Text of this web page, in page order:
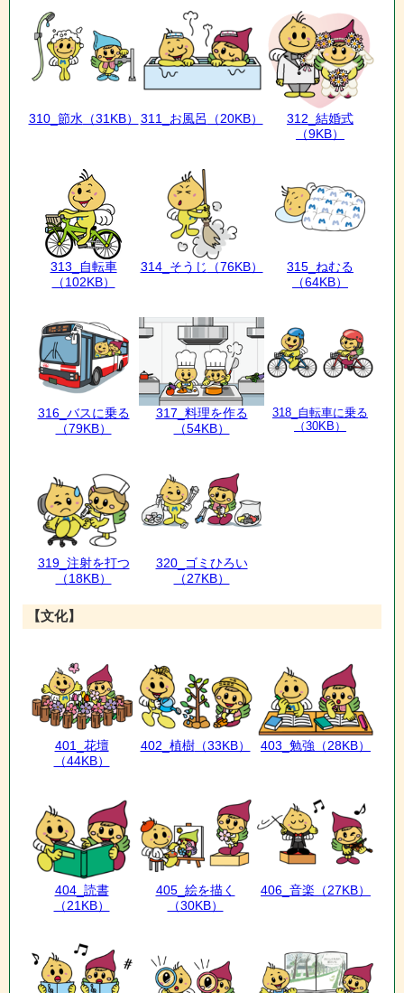
310_節水（31KB） 311_お風呂 （20KB）
312_結婚式
（9KB）
313_自転車
（102KB）
314_そうじ （76KB）
315_ねむる
（64KB）
316_バスに乗る
（79KB）
317_料理を作る
（54KB）
318_自転車に乗る
（30KB）
319_注射を打つ
（18KB）
320_ゴミひろい
（27KB）
【文化】
401_花壇
（44KB）
402_植樹（33KB） 403_勉強 （28KB）
404_読書
（21KB）
405_絵を描く
（30KB）
406_音楽 （27KB）